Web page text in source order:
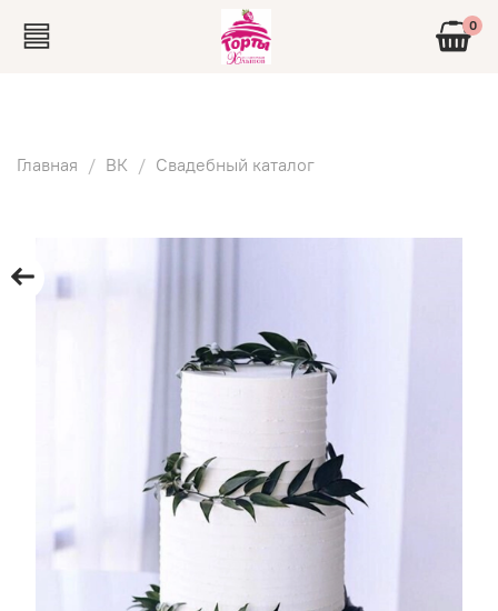
0
Главная ВК Свадебный каталог